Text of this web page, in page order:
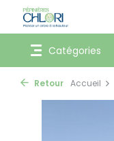
Catégories
Retour Accueil